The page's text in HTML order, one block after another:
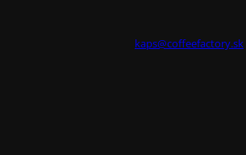
kaps@coffeefactory.sk